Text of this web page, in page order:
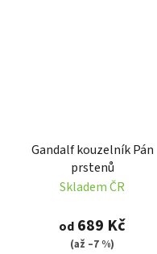
Gandalf kouzelník Pán
prstenů
Skladem ČR
od 689 Kč
(až –7 %)